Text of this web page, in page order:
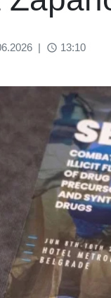
| access_time 13:10